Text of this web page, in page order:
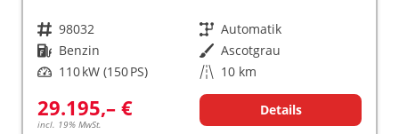
Fahrzeugnr. 98032 Getriebe Automatik
Kraftstoff Benzin Außenfarbe Ascotgrau
Leistung 110 kW (150 PS) Kilometerstand 10 km
29.195,– €
incl. 19% MwSt.
Details